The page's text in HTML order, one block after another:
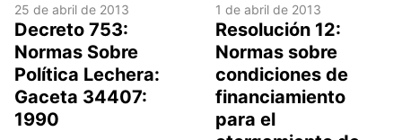
25 de abril de 2013
Decreto 753:
Normas Sobre
Política Lechera:
Gaceta 34407:
1990
1 de abril de 2013
Resolución 12:
Normas sobre
condiciones de
financiamiento
para el